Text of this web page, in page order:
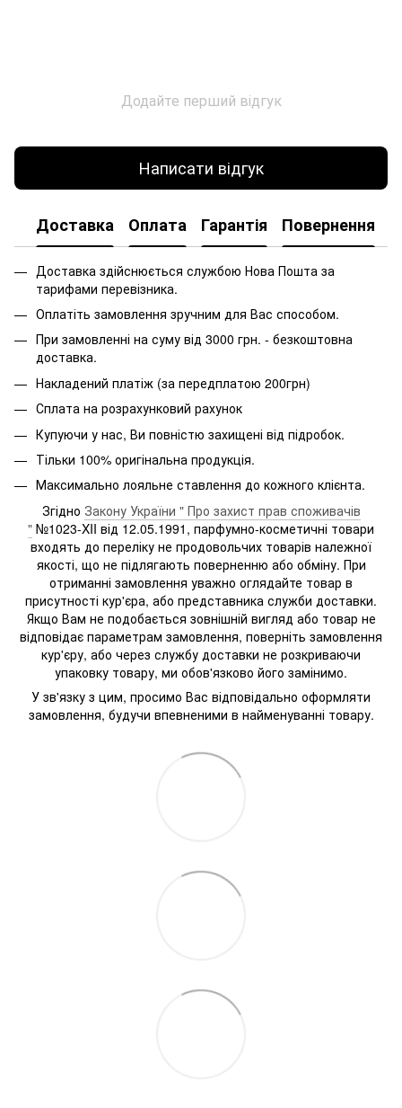
Додайте перший відгук
Написати відгук
Доставка Оплата Гарантія Повернення
Доставка здійснюється службою Нова Пошта за
тарифами перевізника.
Оплатіть замовлення зручним для Вас способом.
При замовленні на суму від 3000 грн. - безкоштовна
доставка.
Накладений платіж (за передплатою 200грн)
Сплата на розрахунковий рахунок
Купуючи у нас, Ви повністю захищені від підробок.
Тільки 100% оригінальна продукція.
Максимально лояльне ставлення до кожного клієнта.
Згідно Закону України " Про захист прав споживачів
" №1023-XII від 12.05.1991, парфумно-косметичні товари
входять до переліку не продовольчих товарів належної
якості, що не підлягають поверненню або обміну. При
отриманні замовлення уважно оглядайте товар в
присутності кур'єра, або представника служби доставки.
Якщо Вам не подобається зовнішній вигляд або товар не
відповідає параметрам замовлення, поверніть замовлення
кур'єру, або через службу доставки не розкриваючи
упаковку товару, ми обов'язково його замінимо.
У зв'язку з цим, просимо Вас відповідально оформляти
замовлення, будучи впевненими в найменуванні товару.